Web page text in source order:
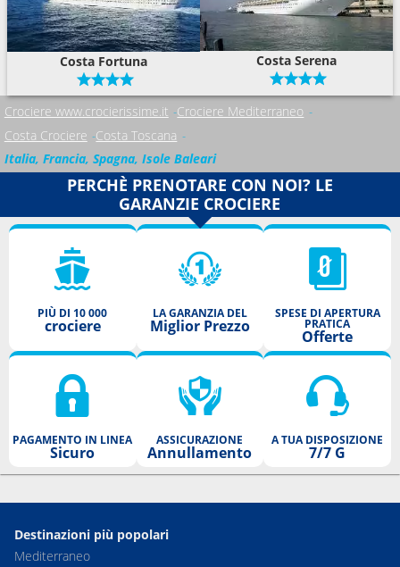
Costa Fortuna Costa Serena
Crociere www.crocierissime.it Crociere Mediterraneo
Costa Crociere Costa Toscana
Italia, Francia, Spagna, Isole Baleari
PERCHÈ PRENOTARE CON NOI? LE
GARANZIE CROCIERE
PIÙ DI 10 000
crociere
LA GARANZIA DEL
Miglior Prezzo
SPESE DI APERTURA
PRATICA
Offerte
PAGAMENTO IN LINEA
Sicuro
ASSICURAZIONE
Annullamento
A TUA DISPOSIZIONE
7/7 G
Destinazioni più popolari
Mediterraneo